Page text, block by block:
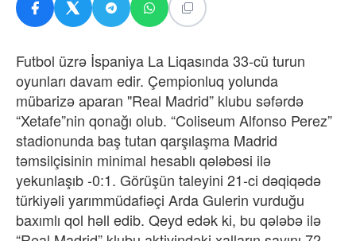
Futbol üzrə İspaniya La Liqasında 33-cü turun
oyunları davam edir. Çempionluq yolunda
mübarizə aparan "Real Madrid” klubu səfərdə
“Xetafe”nin qonağı olub. “Coliseum Alfonso Perez”
stadionunda baş tutan qarşılaşma Madrid
təmsilçisinin minimal hesablı qələbəsi ilə
yekunlaşıb -0:1. Görüşün taleyini 21-ci dəqiqədə
türkiyəli yarımmüdafiəçi Arda Gulerin vurduğu
baxımlı qol həll edib. Qeyd edək ki, bu qələbə ilə